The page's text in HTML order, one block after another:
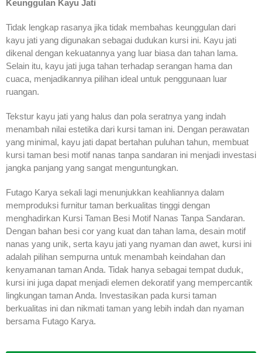
Keunggulan Kayu Jati
Tidak lengkap rasanya jika tidak membahas keunggulan dari
kayu jati yang digunakan sebagai dudukan kursi ini. Kayu jati
dikenal dengan kekuatannya yang luar biasa dan tahan lama.
Selain itu, kayu jati juga tahan terhadap serangan hama dan
cuaca, menjadikannya pilihan ideal untuk penggunaan luar
ruangan.
Tekstur kayu jati yang halus dan pola seratnya yang indah
menambah nilai estetika dari kursi taman ini. Dengan perawatan
yang minimal, kayu jati dapat bertahan puluhan tahun, membuat
kursi taman besi motif nanas tanpa sandaran ini menjadi investasi
jangka panjang yang sangat menguntungkan.
Futago Karya sekali lagi menunjukkan keahliannya dalam
memproduksi furnitur taman berkualitas tinggi dengan
menghadirkan Kursi Taman Besi Motif Nanas Tanpa Sandaran.
Dengan bahan besi cor yang kuat dan tahan lama, desain motif
nanas yang unik, serta kayu jati yang nyaman dan awet, kursi ini
adalah pilihan sempurna untuk menambah keindahan dan
kenyamanan taman Anda. Tidak hanya sebagai tempat duduk,
kursi ini juga dapat menjadi elemen dekoratif yang mempercantik
lingkungan taman Anda. Investasikan pada kursi taman
berkualitas ini dan nikmati taman yang lebih indah dan nyaman
bersama Futago Karya.